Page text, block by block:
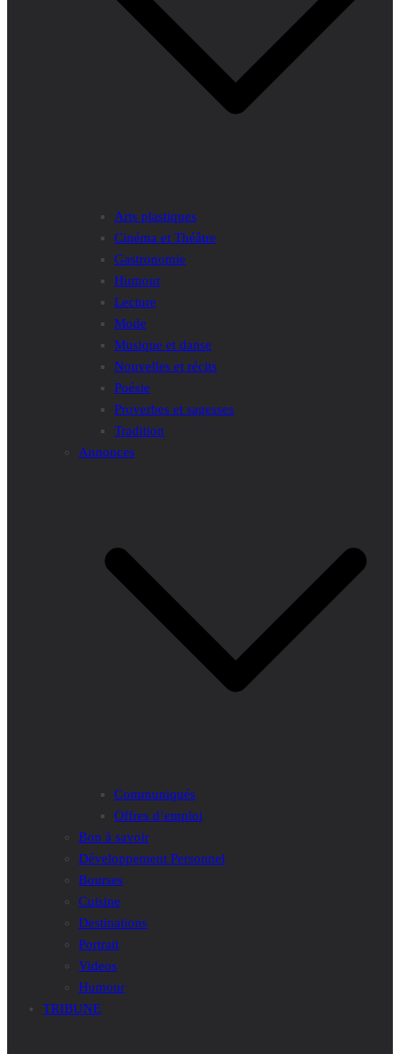
Arts plastiques
Cinéma et Théâtre
Gastronomie
Humour
Lecture
Mode
Musique et danse
Nouvelles et récits
Poésie
Proverbes et sagesses
Tradition
Annonces
Communiqués
Offres d’emploi
Bon à savoir
Développement Personnel
Bourses
Cuisine
Destinations
Portrait
Videos
Humour
TRIBUNE